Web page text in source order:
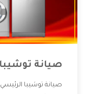
صيانة
صيانة توشيبا